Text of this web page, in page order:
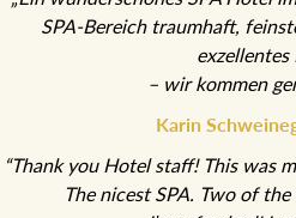
SPA-Bereich traumhaft,
exzellentes
– wir kommen
Karin
“Thank you Hotel staff! This was
The nicest SPA. Two of the